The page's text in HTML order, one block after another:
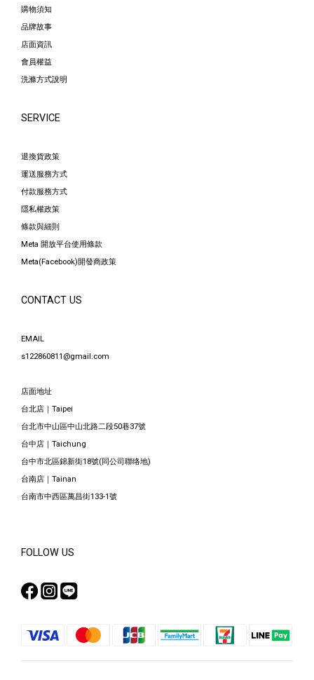
購物須知
品牌故事
店面資訊
會員權益
洗滌方式說明
SERVICE
退換貨政策
運送服務方式
付款服務方式
隱私權政策
條款與細則
Meta 開放平台使用條款
Meta(Facebook)開發商政策
CONTACT US
EMAIL
s122860811@gmail.com
店面地址
台北店｜Taipei
台北市中山區中山北路二段50巷37號
台中店｜Taichung
台中市北區錦新街18號(同公司聯络地)
台南店｜Tainan
台南市中西區萬昌街133-1號
FOLLOW US